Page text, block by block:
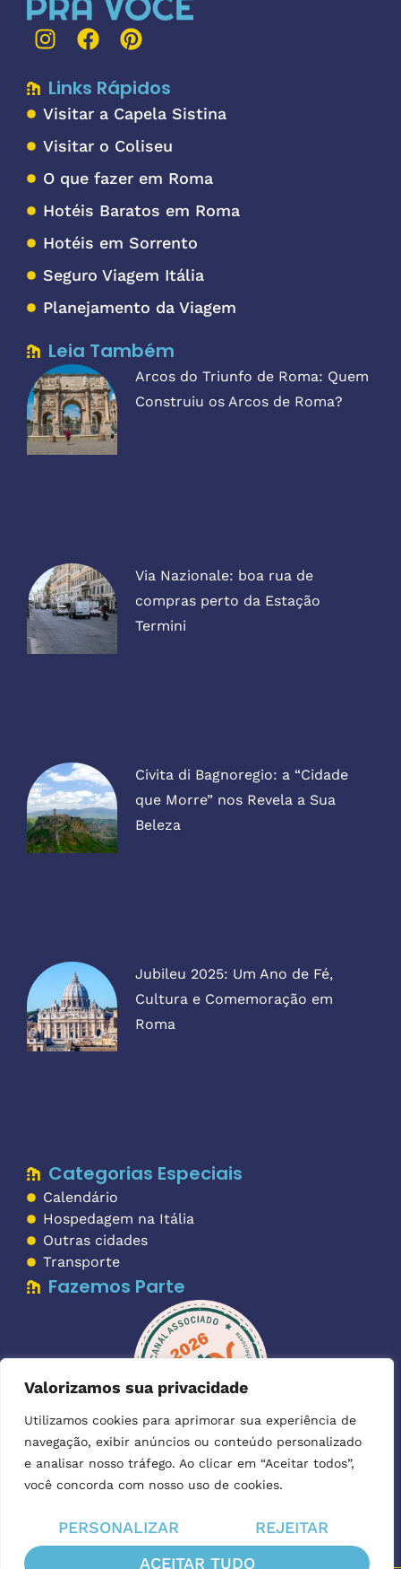
Valorizamos sua privacidade
Utilizamos cookies para aprimorar sua experiência de
navegação, exibir anúncios ou conteúdo personalizado
e analisar nosso tráfego. Ao clicar em “Aceitar todos”,
você concorda com nosso uso de cookies.
PERSONALIZAR
REJEITAR
ACEITAR TUDO
Links Rápidos
Visitar a Capela Sistina
Visitar o Coliseu
O que fazer em Roma
Hotéis Baratos em Roma
Hotéis em Sorrento
Seguro Viagem Itália
Planejamento da Viagem
Leia Também
Arcos do Triunfo de Roma: Quem
Construiu os Arcos de Roma?
Via Nazionale: boa rua de
compras perto da Estação
Termini
Civita di Bagnoregio: a “Cidade
que Morre” nos Revela a Sua
Beleza
Jubileu 2025: Um Ano de Fé,
Cultura e Comemoração em
Roma
Categorias Especiais
Calendário
Hospedagem na Itália
Outras cidades
Transporte
Fazemos Parte
Imagens:as imagens utilizadas para ilustrar os textos foram
gentilmente cedidas pelaDepositphotos.